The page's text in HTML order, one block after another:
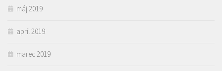
máj 2019
apríl 2019
marec 2019